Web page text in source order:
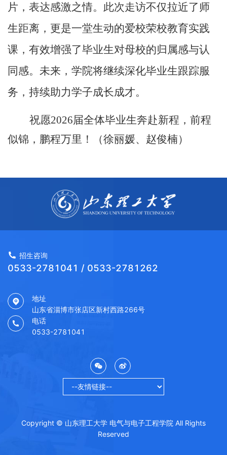
片 ， 表达感激之情。此次走访不仅拉近了师
生距离，更是一堂生动的爱校荣校教育实践
课，有效增强了毕业生对母校的归属感与认
同感。未来，学院将继续深化毕业生跟踪服
务，持续助力学子成长成才。
祝愿2026届全体毕业生奔赴新程 ， 前程
似锦 ， 鹏程万里！（徐丽媛、赵俊楠）
招生咨询
0533-2781041 / 0533-2781262
地址
山东省淄博市张店区新村西路266号
电话
0533-2781041
Copyright © 山东理工大学 电气与电子工程学院 All Rights
Reserved